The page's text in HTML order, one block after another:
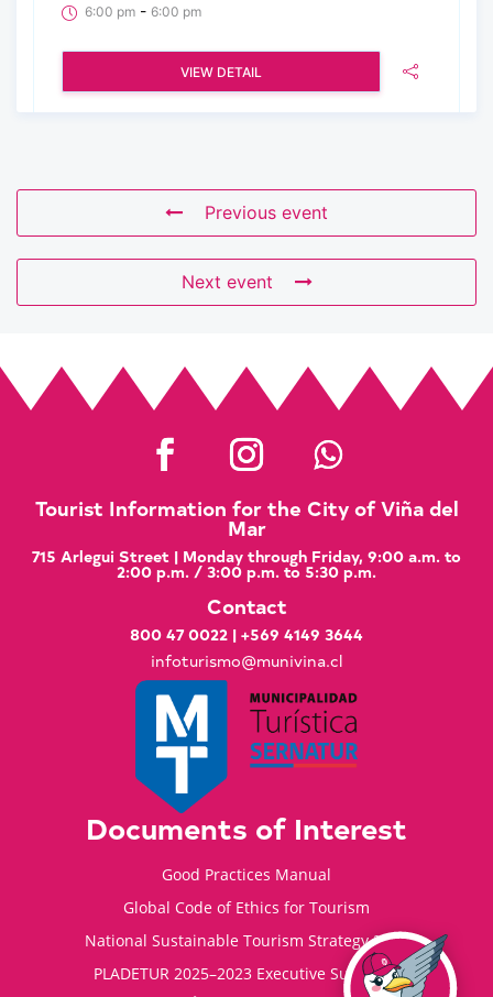
6:00 pm - 6:00 pm
VIEW DETAIL
Previous event
Next event
Tourist Information for the City of Viña del
Mar
715 Arlegui Street | Monday through Friday, 9:00 a.m. to
2:00 p.m. / 3:00 p.m. to 5:30 p.m.
Contact
800 47 0022 | +569 4149 3644
infoturismo@munivina.cl
Documents of Interest
Good Practices Manual
Global Code of Ethics for Tourism
National Sustainable Tourism Strategy 2035
PLADETUR 2025–2023 Executive Summary